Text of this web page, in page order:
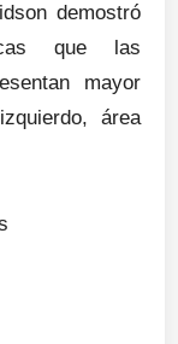
demostró
que las
mayor
área